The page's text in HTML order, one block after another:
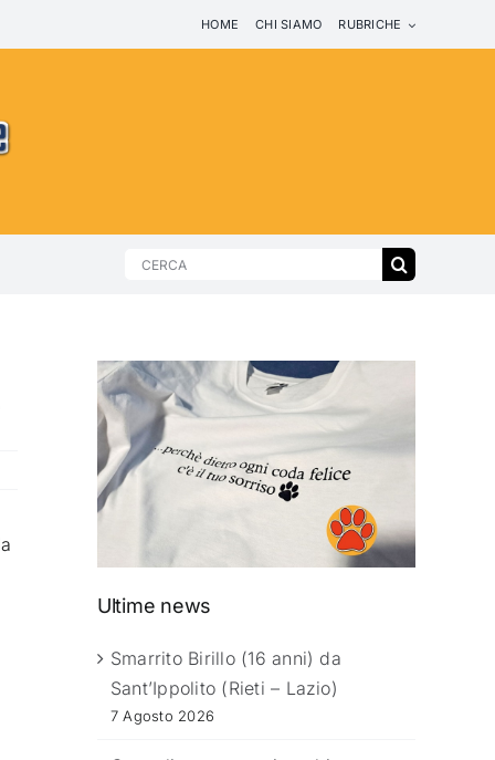
HOME CHI SIAMO RUBRICHE
Search
Ultime news
Smarrito Birillo (16 anni) da
Sant’Ippolito (Rieti – Lazio)
7 Agosto 2026